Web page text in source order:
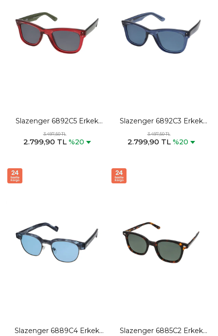
Slazenger 6892C5 Erkek
Siyah / Kırmızı Güneş
Gözlüğü
3.497,50 TL
2.799,90 TL %20
Slazenger 6892C3 Erkek
Lacivert Güneş Gözlüğü
3.497,50 TL
2.799,90 TL %20
Slazenger 6889C4 Erkek
Slazenger 6885C2 Erkek